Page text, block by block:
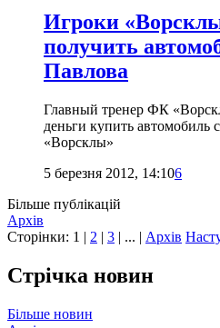
Игроки
получить
Павлова
Главный тренер ФК
деньги купить автомобиль
«Ворсклы»
5 березня 2012, 14:106
Більше публікацій
Архів
Сторінки: 1 | 2 | 3 | ... | Архів
Стрічка новин
Більше новин